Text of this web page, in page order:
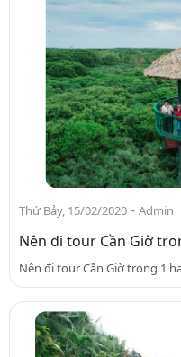
Thứ Bảy, 15/02/2020 - Admin
Nên đi tour Cần Giờ
Nên đi tour Cần Giờ trong 1